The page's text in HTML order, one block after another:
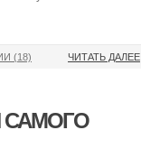
ЧИТАТЬ ДАЛЕЕ
(18)
САМОГО